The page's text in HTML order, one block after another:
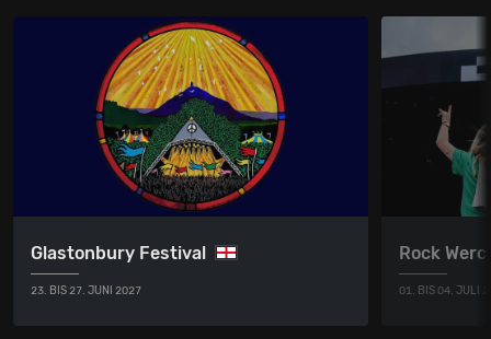
Glastonbury Festival
23. BIS 27. JUNI 2027
Rock
01. BIS 04. JULI